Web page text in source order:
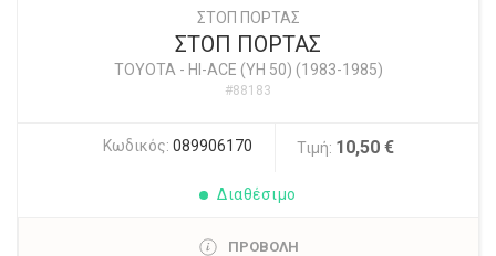
ΣΤΟΠ ΠΟΡΤΑΣ
ΣΤΟΠ ΠΟΡΤΑΣ
TOYOTA - HI-ACE (YH 50) (1983-1985)
#88183
Κωδικός: 089906170 Τιμή: 10,50 €
Διαθέσιμο
ΠΡΟΒΟΛΗ